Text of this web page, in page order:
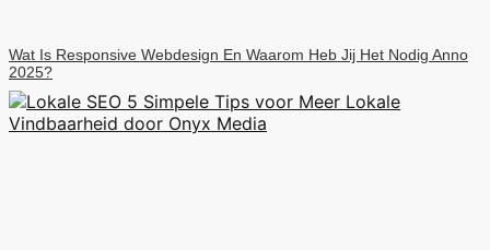
Wat Is Responsive Webdesign En Waarom Heb Jij Het Nodig Anno
2025?